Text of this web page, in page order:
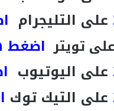
على التليجرام
على تويتر اضغط
على اليوتيوب
على التيك توك